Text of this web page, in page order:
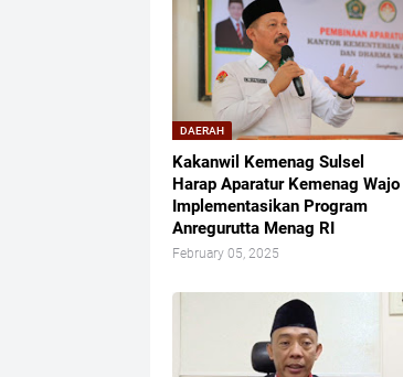
DAERAH
Kakanwil Kemenag Sulsel
Harap Aparatur Kemenag Wajo
Implementasikan Program
Anregurutta Menag RI
February 05, 2025